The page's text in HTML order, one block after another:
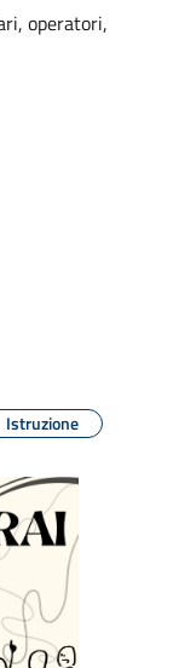
operatori,
Istruzione